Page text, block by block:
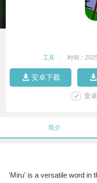
工具 时间：
安卓下载
安
简介
'Miru' is a versatile word in